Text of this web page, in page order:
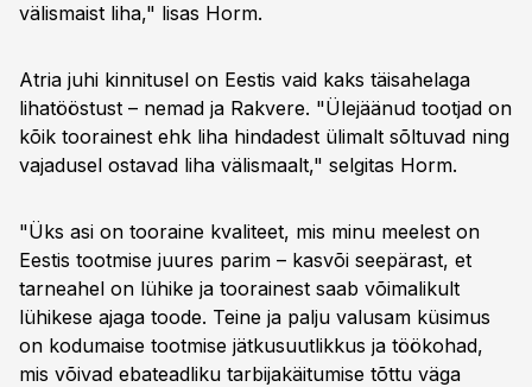
välismaist liha," lisas Horm.
Atria juhi kinnitusel on Eestis vaid kaks täisahelaga
lihatööstust – nemad ja Rakvere. "Ülejäänud tootjad on
kõik toorainest ehk liha hindadest ülimalt sõltuvad ning
vajadusel ostavad liha välismaalt," selgitas Horm.
"Üks asi on tooraine kvaliteet, mis minu meelest on
Eestis tootmise juures parim – kasvõi seepärast, et
tarneahel on lühike ja toorainest saab võimalikult
lühikese ajaga toode. Teine ja palju valusam küsimus
on kodumaise tootmise jätkusuutlikkus ja töökohad,
mis võivad ebateadliku tarbijakäitumise tõttu väga